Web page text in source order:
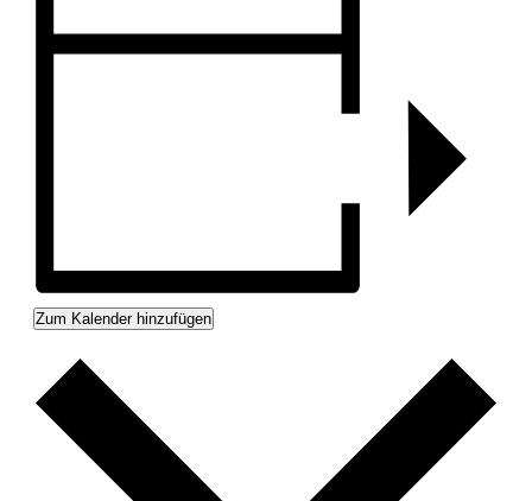
Zum Kalender hinzufügen